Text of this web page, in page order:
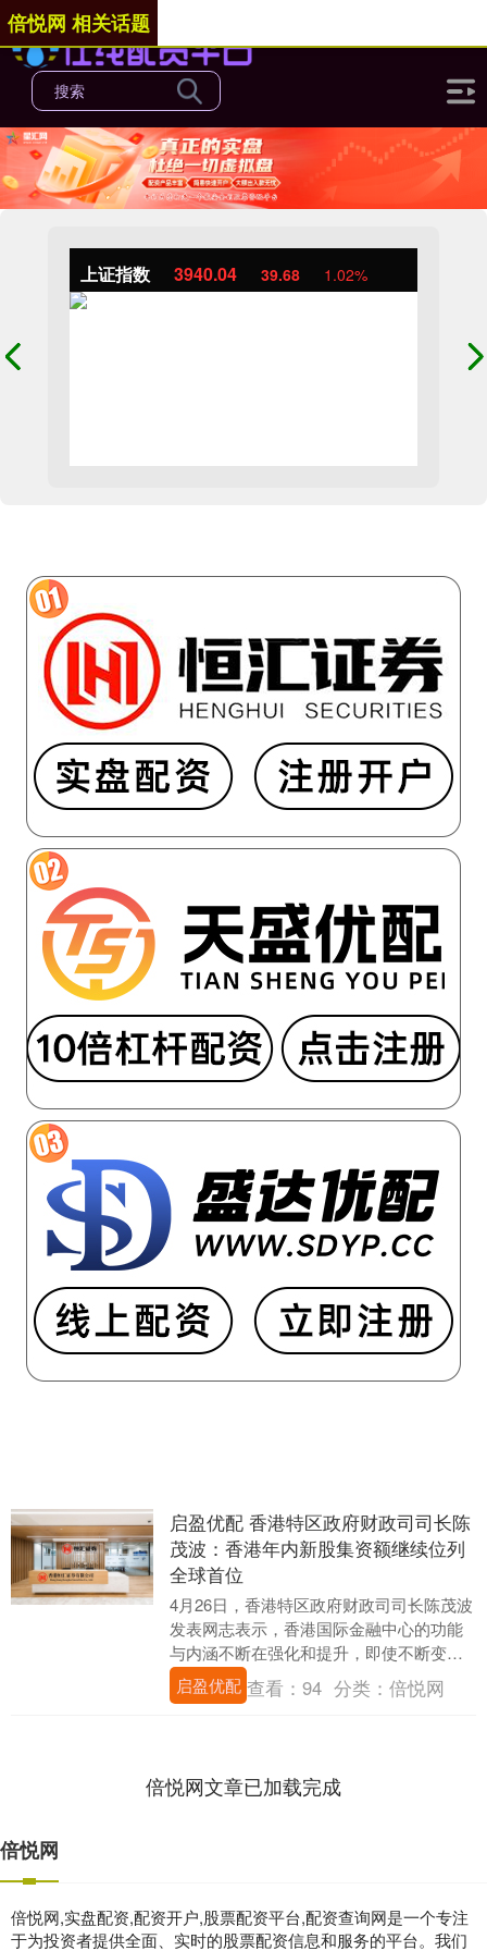
上证指数 3940.04 39.68 1.02%
倍悦网 相关话题
启盈优配 香港特区政府财政司司长陈
茂波：香港年内新股集资额继续位列
全球首位
4月26日，香港特区政府财政司司长陈茂波
发表网志表示，香港国际金融中心的功能
与内涵不断在强化和提升，即使不断变化
的地缘政治格局带来挑战，香港仍然在持
续创新和开拓....
启盈优配 查看：94 分类：倍悦网
倍悦网文章已加载完成
倍悦网
倍悦网,实盘配资,配资开户,股票配资平台,配资查询网是一个专注
于为投资者提供全面、实时的股票配资信息和服务的平台。我们